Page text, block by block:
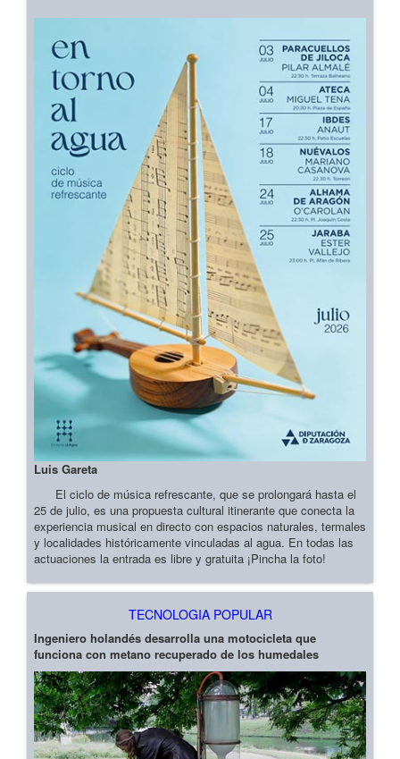
Luis Gareta
El ciclo de música refrescante, que se prolongará hasta el
25 de julio, es una propuesta cultural itinerante que conecta la
experiencia musical en directo con espacios naturales, termales
y localidades históricamente vinculadas al agua. En todas las
actuaciones la entrada es libre y gratuita ¡Pincha la foto!
TECNOLOGIA POPULAR
Ingeniero holandés desarrolla una motocicleta que
funciona con metano recuperado de los humedales